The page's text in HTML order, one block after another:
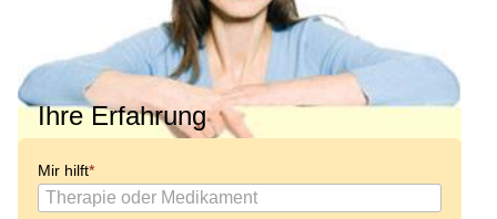
Ihre Erfahrung
Mir hilft